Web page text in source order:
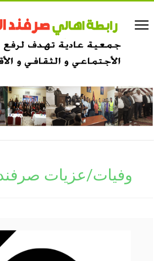
وفيات/عزيات صرفند